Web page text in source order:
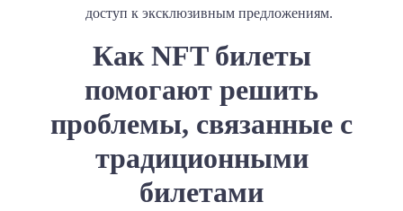
доступ к эксклюзивным предложениям.
Как NFT билеты
помогают решить
проблемы, связанные с
традиционными
билетами